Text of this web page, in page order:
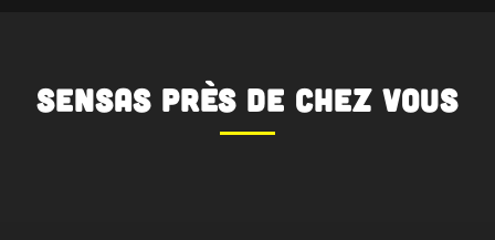
SENSAS près de chez vous